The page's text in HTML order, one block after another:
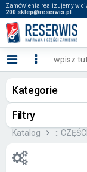
Zamówienia realizujemy w
200 sklep@reserwis.pl
Kategorie
Filtry
Katalog ::